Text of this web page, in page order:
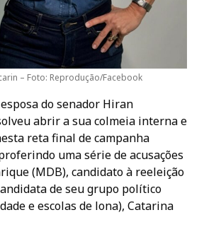
– Foto: Reprodução/Facebook
do senador Hiran
abrir a sua colmeia interna e
reta final de campanha
uma série de acusações
(MDB), candidato à reeleição
de seu grupo político
e escolas de lona), Catarina